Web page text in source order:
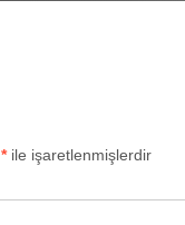
*ile işaretlenmişlerdir